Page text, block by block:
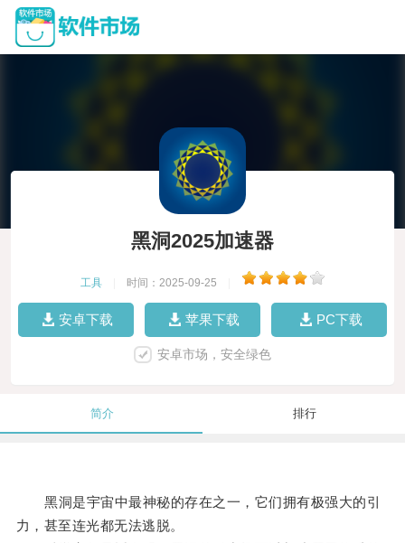
黑洞2025加速器
工具 时间：2025-09-25
安卓下载 苹果下载 PC下载
安卓市场，安全绿色
简介 排行
黑洞是宇宙中最神秘的存在之一，它们拥有极强大的引
力，甚至连光都无法逃脱。